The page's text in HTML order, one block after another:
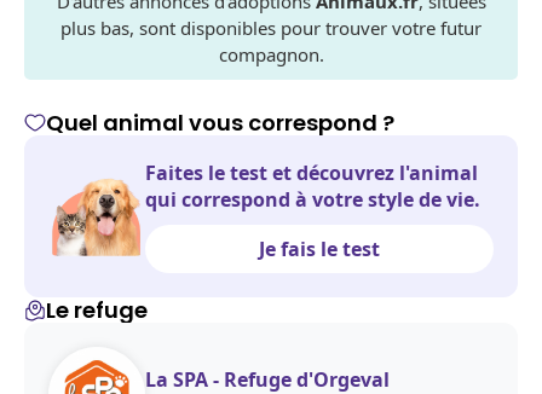
plus bas, sont disponibles pour trouver votre futur
compagnon.
Quel animal vous correspond ?
Faites le test et découvrez l'animal
qui correspond à votre style de vie.
Je fais le test
Le refuge
La SPA - Refuge d'Orgeval